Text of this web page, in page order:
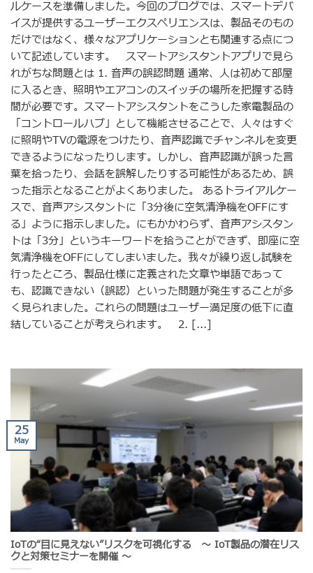
ルケースを準備しました。今回のブログでは、スマートデバ
イスが提供するユーザーエクスペリエンスは、製品そのもの
だけではなく、様々なアプリケーションとも関連する点につ
いて記述しています。 スマートアシスタントアプリで見ら
れがちな問題とは 1. 音声の誤認問題 通常、人は初めて部屋
に入るとき、照明やエアコンのスイッチの場所を把握する時
間が必要です。スマートアシスタントをこうした家電製品の
「コントロールハブ」として機能させることで、人々はすぐ
に照明やTVの電源をつけたり、音声認識でチャンネルを変更
できるようになったりします。しかし、音声認識が誤った言
葉を拾ったり、会話を誤解したりする可能性があるため、誤
った指示となることがよくありました。 あるトライアルケー
スで、音声アシスタントに「3分後に空気清浄機をOFFにす
る」ように指示しました。にもかかわらず、音声アシスタン
トは「3分」というキーワードを拾うことができず、即座に空
気清浄機をOFFにしてしまいました。我々が繰り返し試験を
行ったところ、製品仕様に定義された文章や単語であって
も、認識できない（誤認）といった問題が発生することが多
く見られました。これらの問題はユーザー満足度の低下に直
結していることが考えられます。 2. [...]
IoTの“目に見えない”リスクを可視化する ～ IoT製品の潜在リス
クと対策セミナーを開催 ～
25
May